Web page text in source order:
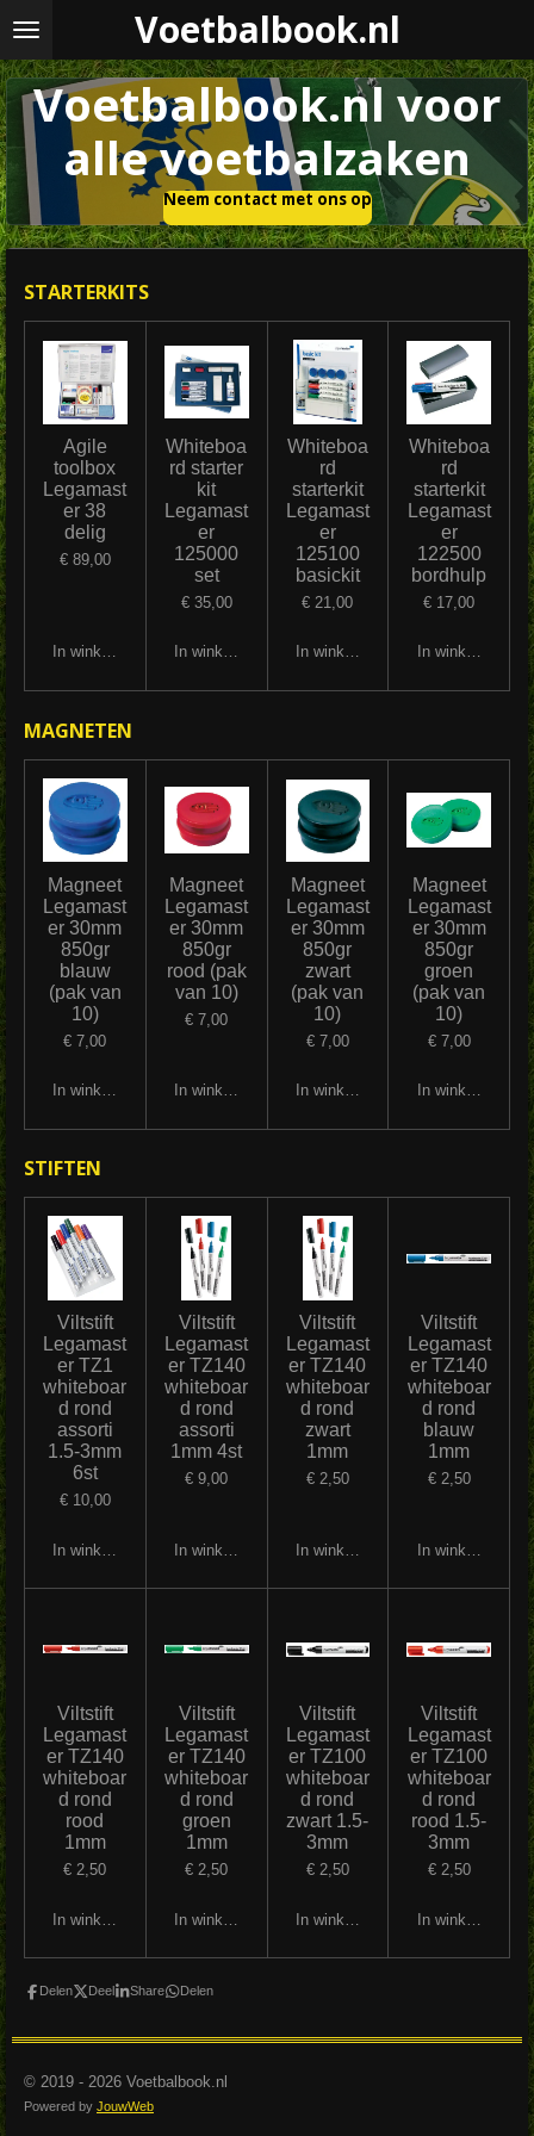
Ga
naar
de
hoofdinhoud
Voetbalbook.nl
Voetbalbook.nl voor
alle voetbalzaken
Neem contact met ons op
STARTERKITS
Agile
toolbox
Legamast
er 38
delig
€ 89,00
In winkelwagen
Whiteboa
rd starter
kit
Legamast
er
125000
set
€ 35,00
In winkelwagen
Whiteboa
rd
starterkit
Legamast
er
125100
basickit
€ 21,00
In winkelwagen
Whiteboa
rd
starterkit
Legamast
er
122500
bordhulp
€ 17,00
In winkelwagen
MAGNETEN
Magneet
Legamast
er 30mm
850gr
blauw
(pak van
10)
€ 7,00
In winkelwagen
Magneet
Legamast
er 30mm
850gr
rood (pak
van 10)
€ 7,00
In winkelwagen
Magneet
Legamast
er 30mm
850gr
zwart
(pak van
10)
€ 7,00
In winkelwagen
Magneet
Legamast
er 30mm
850gr
groen
(pak van
10)
€ 7,00
In winkelwagen
STIFTEN
Viltstift
Legamast
er TZ1
whiteboar
d rond
assorti
1.5-3mm
6st
€ 10,00
In winkelwagen
Viltstift
Legamast
er TZ140
whiteboar
d rond
assorti
1mm 4st
€ 9,00
In winkelwagen
Viltstift
Legamast
er TZ140
whiteboar
d rond
zwart
1mm
€ 2,50
In winkelwagen
Viltstift
Legamast
er TZ140
whiteboar
d rond
blauw
1mm
€ 2,50
In winkelwagen
Viltstift
Legamast
er TZ140
whiteboar
d rond
rood
1mm
€ 2,50
In winkelwagen
Viltstift
Legamast
er TZ140
whiteboar
d rond
groen
1mm
€ 2,50
In winkelwagen
Viltstift
Legamast
er TZ100
whiteboar
d rond
zwart 1.5-
3mm
€ 2,50
In winkelwagen
Viltstift
Legamast
er TZ100
whiteboar
d rond
rood 1.5-
3mm
€ 2,50
In winkelwagen
Delen Deel Share Delen
© 2019 - 2026 Voetbalbook.nl
Powered by JouwWeb